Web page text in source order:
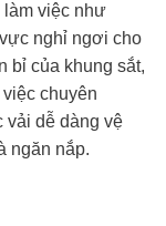
làm việc như
nghỉ ngơi cho
bỉ của khung sắt,
chuyên
vải dễ dàng vệ
ngăn nắp.